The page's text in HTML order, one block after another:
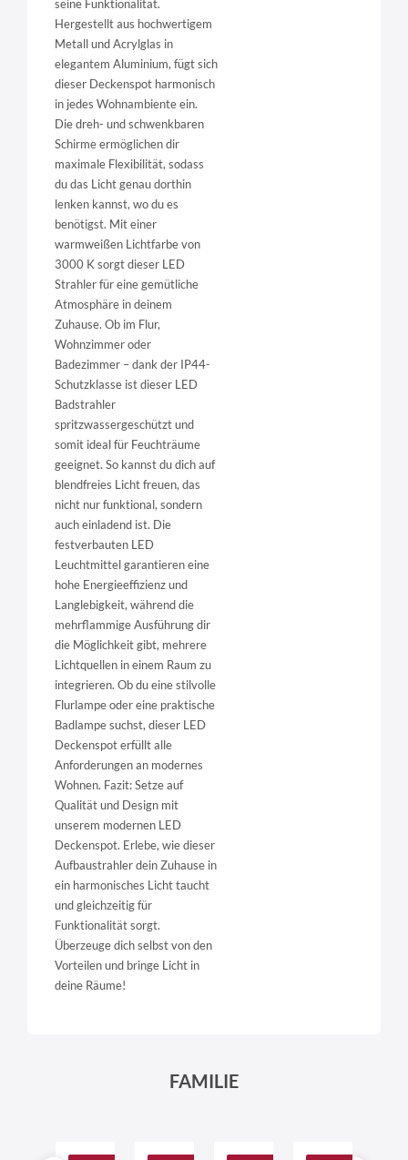
seine Funktionalität.
Hergestellt aus hochwertigem
Metall und Acrylglas in
elegantem Aluminium, fügt sich
dieser Deckenspot harmonisch
in jedes Wohnambiente ein.
Die dreh- und schwenkbaren
Schirme ermöglichen dir
maximale Flexibilität, sodass
du das Licht genau dorthin
lenken kannst, wo du es
benötigst. Mit einer
warmweißen Lichtfarbe von
3000 K sorgt dieser LED
Strahler für eine gemütliche
Atmosphäre in deinem
Zuhause. Ob im Flur,
Wohnzimmer oder
Badezimmer – dank der IP44-
Schutzklasse ist dieser LED
Badstrahler
spritzwassergeschützt und
somit ideal für Feuchträume
geeignet. So kannst du dich auf
blendfreies Licht freuen, das
nicht nur funktional, sondern
auch einladend ist. Die
festverbauten LED
Leuchtmittel garantieren eine
hohe Energieeffizienz und
Langlebigkeit, während die
mehrflammige Ausführung dir
die Möglichkeit gibt, mehrere
Lichtquellen in einem Raum zu
integrieren. Ob du eine stilvolle
Flurlampe oder eine praktische
Badlampe suchst, dieser LED
Deckenspot erfüllt alle
Anforderungen an modernes
Wohnen. Fazit: Setze auf
Qualität und Design mit
unserem modernen LED
Deckenspot. Erlebe, wie dieser
Aufbaustrahler dein Zuhause in
ein harmonisches Licht taucht
und gleichzeitig für
Funktionalität sorgt.
Überzeuge dich selbst von den
Vorteilen und bringe Licht in
deine Räume!
FAMILIE